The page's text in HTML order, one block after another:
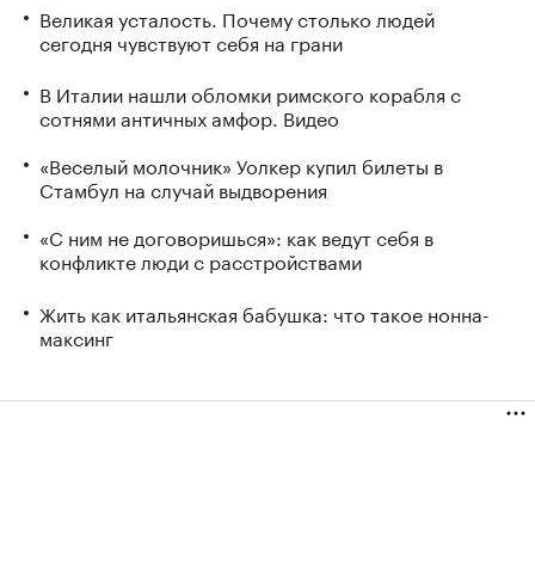
Великая усталость. Почему столько людей
сегодня чувствуют себя на грани
В Италии нашли обломки римского корабля с
сотнями античных амфор. Видео
«Веселый молочник» Уолкер купил билеты в
Стамбул на случай выдворения
«С ним не договоришься»: как ведут себя в
конфликте люди с расстройствами
Жить как итальянская бабушка: что такое нонна-
максинг